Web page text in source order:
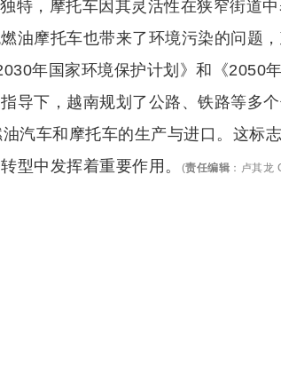
特，摩托车因其灵活性在狭窄街道
油摩托车也带来了环境污染的问题
年国家环境保护计划》和《2050
导下，越南规划了公路、铁路等多
汽车和摩托车的生产与进口。这标
型中发挥着重要作用。
(责任编辑 ： 卢其龙